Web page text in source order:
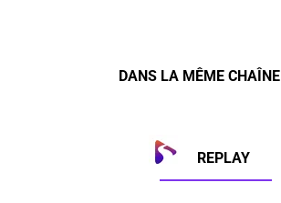
DANS LA MÊME CHAÎNE
REPLAY